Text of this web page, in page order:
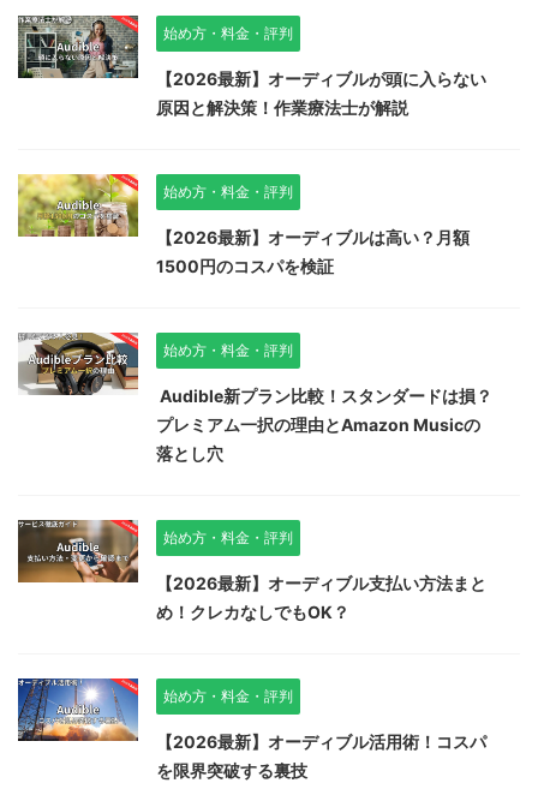
始め方・料金・評判
【2026最新】オーディブルが頭に入らない
原因と解決策！作業療法士が解説
始め方・料金・評判
【2026最新】オーディブルは高い？月額
1500円のコスパを検証
始め方・料金・評判
Audible新プラン比較！スタンダードは損？
プレミアム一択の理由とAmazon Musicの
落とし穴
始め方・料金・評判
【2026最新】オーディブル支払い方法まと
め！クレカなしでもOK？
始め方・料金・評判
【2026最新】オーディブル活用術！コスパ
を限界突破する裏技